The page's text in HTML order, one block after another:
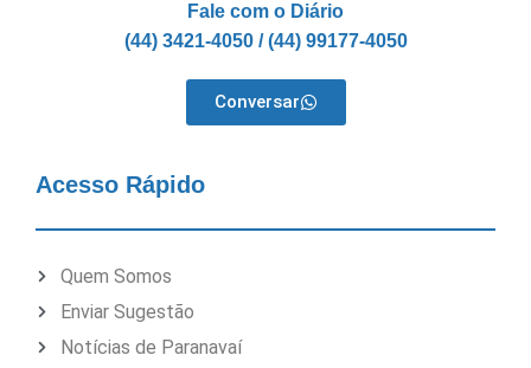
Fale com o Diário
(44) 3421-4050 / (44) 99177-4050
Conversar
Acesso Rápido
Quem Somos
Enviar Sugestão
Notícias de Paranavaí